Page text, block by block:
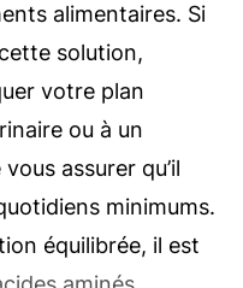
alimentaires. Si
solution,
votre plan
ou à un
assurer qu’il
minimums.
équilibrée, il est